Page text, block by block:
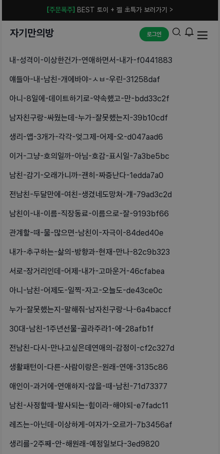
[주문폭주] BEST 토이 + 젤 초특가 보러가기 >
자기만의방 로그인
내-성격이-이상한건가-연애하면서-내가-f0441883
얘들아-내-남친-개에바야-ㅅㅂ-우린-31258daf
아니-8일에-데이트하기로-약속했고-만-bdd33c2f
남자친구랑-싸웠는데-누가-잘못했는지-39b10cdf
생리-앱-3개가-각각-엊그제-어제-오-d047aad6
이거-그냥-호의일까-아님-호감-표시일-7a3be5bc
남친-감기-오래가니까-괜히-짜증난다-1edda7a0
전남친-두달만에-여친-생겼네도망쳐-걔-79ad3c2d
남친이-내-이름-직장동료-이름으로-잘-9193bf66
관계할-때-물-많으면-남친이-자극이-84ded40e
내가-추구하는-삶의-방향과-현재-만나-82c9b323
서로-장거리인데-어제-내가-고마운거-46cfabea
아니-남친-어제도-일찍-자고-오늘도-de43ce0c
누가-잘못했는지-말해줘-남자친구랑-나-6a4baccf
30대-남친-1주년선물-골라주라1-에-28afb1f
전남친-다시-만나고싶은데연애의-감정이-cf2c327d
생활패턴이-다른-사람이랑은-원래-연애-3135c86
애인이-과거에-연애하지-않을-때-남친-71d73377
남친-사정할때-발사되는-힘이라-해야되-e7fadc11
레즈는-아닌데-이상하게-여자가-오르가-7b3456af
생리를-2주째-안-해원래-예정일보다-3ed9820